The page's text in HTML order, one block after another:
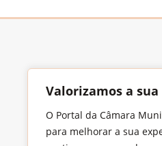
Valorizamos a
O Portal da Câmara
para melhorar a sua
Endereço